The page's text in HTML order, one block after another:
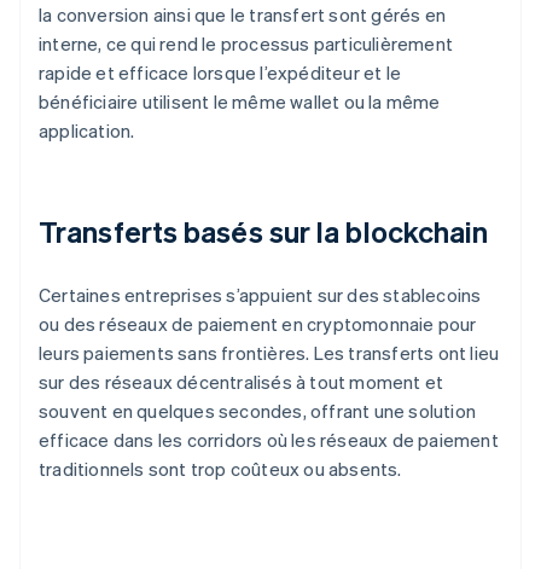
la conversion ainsi que le transfert sont gérés en
interne, ce qui rend le processus particulièrement
rapide et efficace lorsque l’expéditeur et le
bénéficiaire utilisent le même wallet ou la même
application.
Transferts basés sur la blockchain
Certaines entreprises s’appuient sur des stablecoins
ou des réseaux de paiement en cryptomonnaie pour
leurs paiements sans frontières. Les transferts ont lieu
sur des réseaux décentralisés à tout moment et
souvent en quelques secondes, offrant une solution
efficace dans les corridors où les réseaux de paiement
traditionnels sont trop coûteux ou absents.